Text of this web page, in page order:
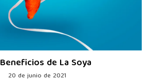
de La Soya
20 de junio de 2021